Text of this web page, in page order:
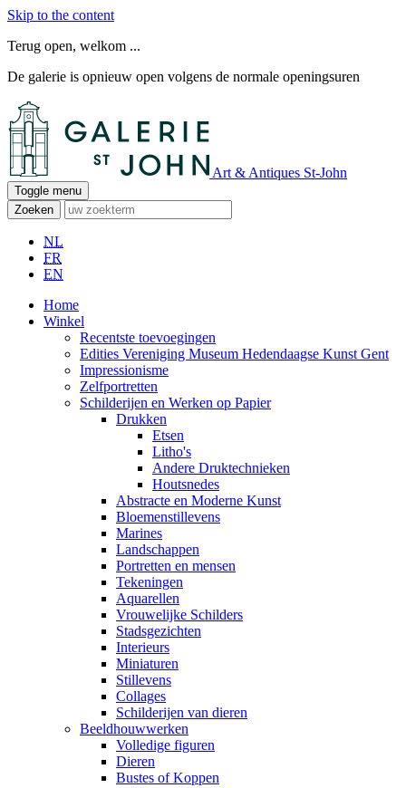
Skip to the content
Terug open, welkom ...
De galerie is opnieuw open volgens de normale openingsuren
Art & Antiques St-John
Toggle menu
Zoeken
NL
FR
EN
Home
Winkel
Recentste toevoegingen
Edities Vereniging Museum Hedendaagse Kunst Gent
Impressionisme
Zelfportretten
Schilderijen en Werken op Papier
Drukken
Etsen
Litho's
Andere Druktechnieken
Houtsnedes
Abstracte en Moderne Kunst
Bloemenstillevens
Marines
Landschappen
Portretten en mensen
Tekeningen
Aquarellen
Vrouwelijke Schilders
Stadsgezichten
Interieurs
Miniaturen
Stillevens
Collages
Schilderijen van dieren
Beeldhouwwerken
Volledige figuren
Dieren
Bustes of Koppen